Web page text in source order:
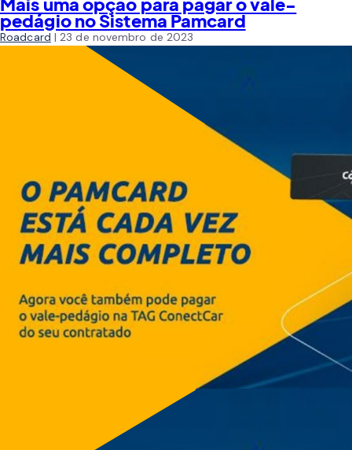
pedágio no Sistema Pamcard
Roadcard |23 de novembro de 2023